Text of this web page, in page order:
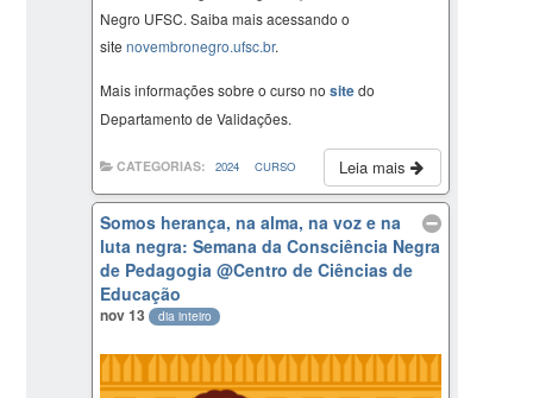
Negro UFSC. Saiba mais acessando o
sitenovembronegro.ufsc.br.
Mais informações sobre o curso nositedo
Departamento de Validações.
Leia mais
CATEGORIAS: 2024 CURSO
Somos herança, na alma, na voz e na
luta negra: Semana da Consciência Negra
de Pedagogia@Centro de Ciências de
Educação
nov 13 dia inteiro